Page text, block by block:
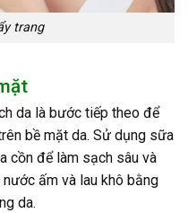
trang
da là bước tiếp theo để
bề mặt da. Sử dụng sữa
cồn để làm sạch sâu và
ấm và lau khô bằng
da.